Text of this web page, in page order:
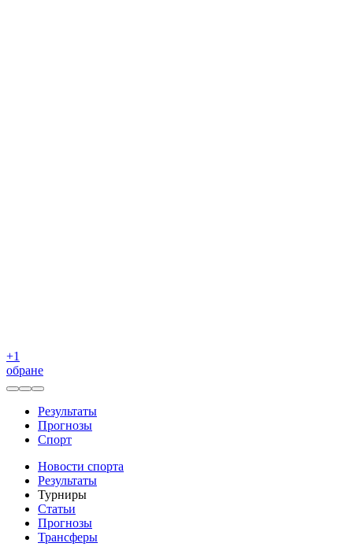
+1
обране
Результаты
Прогнозы
Спорт
Новости спорта
Результаты
Турниры
Статьи
Прогнозы
Трансферы